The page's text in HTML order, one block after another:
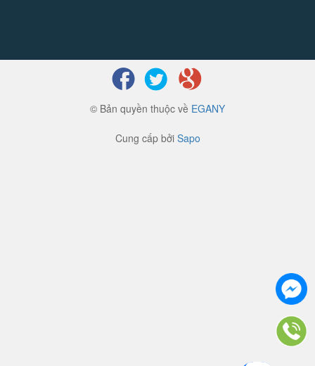
© Bản quyền thuộc về EGANY
Cung cấp bởi Sapo